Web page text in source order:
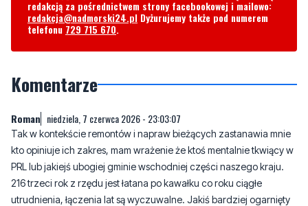
Komentarze
Tak w kontekście remontów i napraw bieżących zastanawia mnie
PRL lub jakiejś ubogiej gminie wschodniej części naszego kraju.
216 trzeci rok z rzędu jest łatana po kawałku co roku ciągłe
utrudnienia, łączenia lat są wyczuwalne. Jakiś bardziej ogarnięty
zadecydował by odcinek Puck Celbowo i cześć Władysławowo w
ubiegłym roku zrobić kompleksowo od krawędzi do krawędzi. W
tym roku jednak kontynuacja dziadostwa w centrum Jastrzebiej